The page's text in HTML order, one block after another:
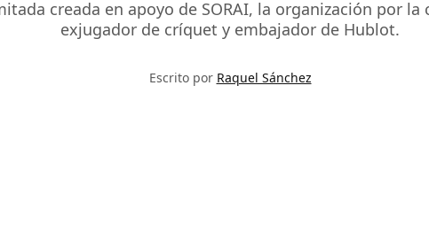
creada en apoyo de SORAI, la organización por
exjugador de críquet y embajador de Hublot.
Escrito por Raquel Sánchez